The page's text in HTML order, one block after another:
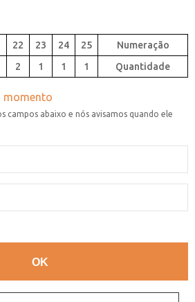
22 23 24
25
2 1 1 1 Quantidade